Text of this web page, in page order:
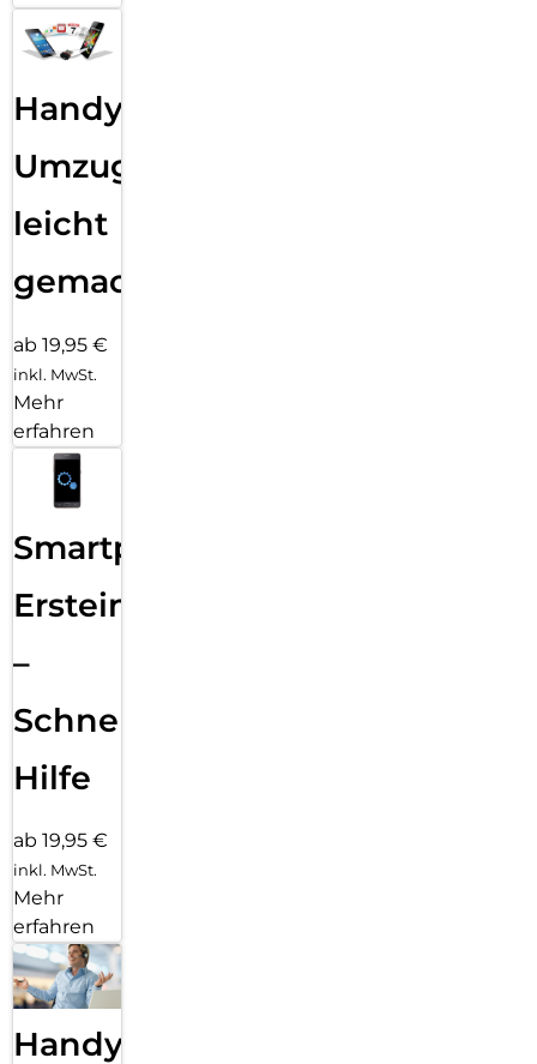
Handy
Umzug
leicht
gemacht!
ab 19,95 €
inkl. MwSt.
Mehr
erfahren
Smartphone
Ersteinrichtung
–
Schnelle
Hilfe
ab 19,95 €
inkl. MwSt.
Mehr
erfahren
Handy